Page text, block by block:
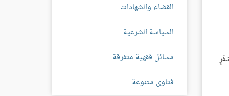
القضاء والشهادات
السياسة الشرعية
مسائل فقهية متفرقة
فتاوى متنوعة